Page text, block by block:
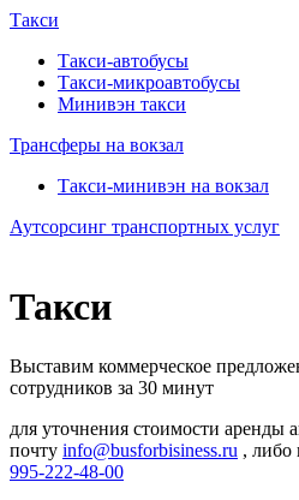
Такси
Такси-автобусы
Такси-микроавтобусы
Минивэн такси
Трансферы на вокзал
Такси-минивэн на вокзал
Аутсорсинг транспортных услуг
Такси
Выставим коммерческое
сотрудников за 30 минут
для уточнения стоимости аренды
почту info@busforbisiness.ru , либо
995-222-48-00